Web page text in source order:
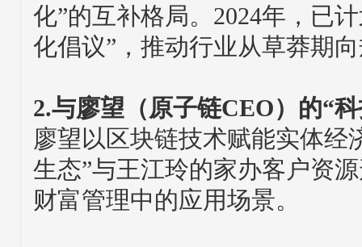
化”的互补格局。2024年，已
化倡议”，推动行业从草莽期
2.与廖望（原子链CEO）的“
廖望以区块链技术赋能实体经
生态”与王江玲的家办客户资
财富管理中的应用场景。